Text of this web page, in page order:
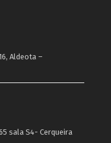
Aldeota –
sala S4- Cerqueira